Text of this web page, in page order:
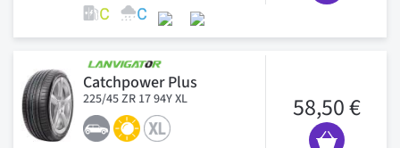
Catchpower Plus
225/45 ZR 17 94Y XL 58,50 €